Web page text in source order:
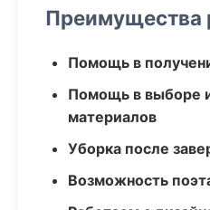
Преимущества
Помощь в
Помощь в выборе
материалов
Уборка после
Возможность